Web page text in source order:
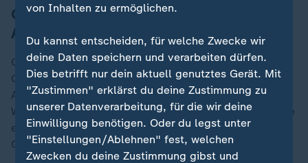
Opposition sichert sich Zugriff auf
Auszählungsergebnisse
Gleichzeitig sicherte sich die wichtigste
Oppositionskoalition den Zugriff auf
Auszählungsergebnisse von mehr als 80 Prozent der
Wahlmaschinen und veröffentlichte sie im Internet. Sie
erklärte, ihr Kandidat, der ehemalige Diplomat
González, habe Maduro klar besiegt.
von Inhalten zu ermöglichen.
Du kannst entscheiden, für welche Zwecke wir
deine Daten speichern und verarbeiten dürfen.
Dies betrifft nur dein aktuell genutztes Gerät. Mit
"Zustimmen" erklärst du deine Zustimmung zu
unserer Datenverarbeitung, für die wir deine
Einwilligung benötigen. Oder du legst unter
"Einstellungen/Ablehnen" fest, welchen
Zwecken du deine Zustimmung gibst und